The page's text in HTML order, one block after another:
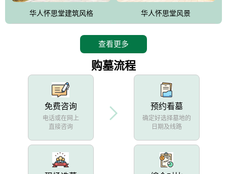
华人怀思堂建筑风格 华人怀思堂风景
查看更多
购墓流程
免费咨询
电话或在网上
直接咨询
预约看墓
确定好选择墓地的
日期及线路